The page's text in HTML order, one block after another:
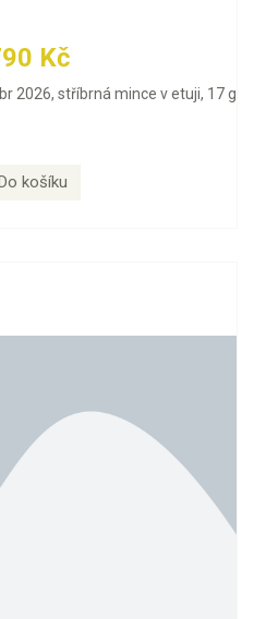
Kč
2026, stříbrná mince v etuji, 17 g
Do košíku